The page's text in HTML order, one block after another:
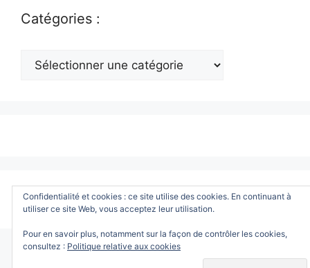
Catégories :
Catégories
© 2026 www.ToutWindows.com - Tout sur Windows•
Construit avecGeneratePress
Confidentialité et cookies : ce site utilise des cookies. En continuant à
utiliser ce site Web, vous acceptez leur utilisation.
Pour en savoir plus, notamment sur la façon de contrôler les cookies,
consultez : Politique relative aux cookies